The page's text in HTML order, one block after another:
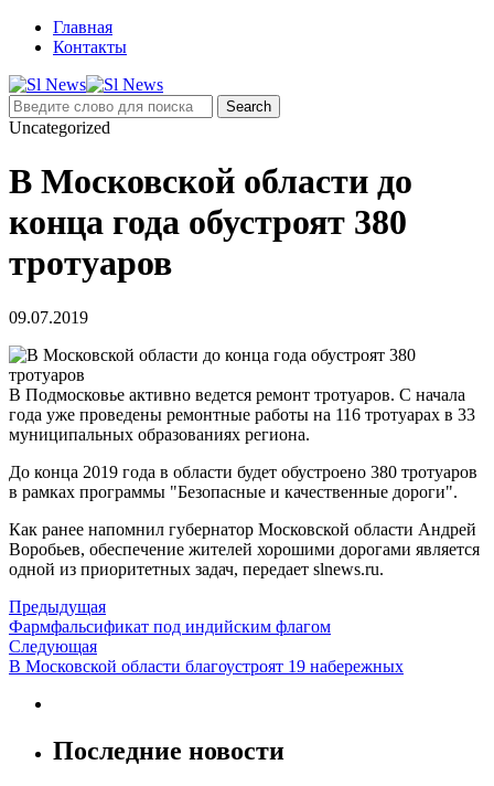
Главная
Контакты
Uncategorized
В Московской области до
конца года обустроят 380
тротуаров
09.07.2019
В Подмосковье активно ведется ремонт тротуаров. С начала
года уже проведены ремонтные работы на 116 тротуарах в 33
муниципальных образованиях региона.
До конца 2019 года в области будет обустроено 380 тротуаров
в рамках программы "Безопасные и качественные дороги".
Как ранее напомнил губернатор Московской области Андрей
Воробьев, обеспечение жителей хорошими дорогами является
одной из приоритетных задач, передает slnews.ru.
Предыдущая
Фармфальсификат под индийским флагом
Следующая
В Московской области благоустроят 19 набережных
Последние новости